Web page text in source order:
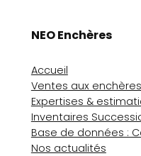
NEO Enchères
Accueil
Ventes aux enchères
Expertises &
Inventaires
Base de données :
Nos actualités